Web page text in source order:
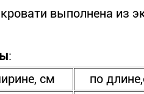
выполнена из
:
см
по